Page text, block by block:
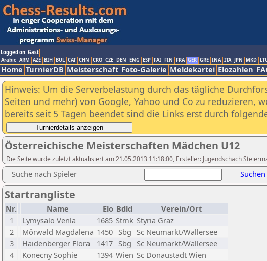
Logged on: Gast
Arabic ARM AZE BIH BUL CAT CHN CRO CZE DEN ENG ESP FAI FIN FRA GER GRE INA ITA JPN MKD
Home TurnierDB Meisterschaft Foto-Galerie Meldekartei Elozahlen
Hinweis: Um die Serverbelastung durch das tägliche
Seiten und mehr) von Google, Yahoo und Co zu reduzieren,
bereits seit 5 Tagen beendet sind die Links erst durch
Österreichische Meisterschaften Mädchen U12
Die Seite wurde zuletzt aktualisiert am 21.05.2013 11:18:00, Ersteller: Jugendschach
Suche nach Spieler Suchen
Startrangliste
Nr. Name Elo Bdld
Verein/Ort
1
Lymysalo Venla 1685 Stmk Styria Graz
2
Mörwald Magdalena 1450 Sbg Sc Neumarkt/Wallersee
3
Haidenberger Flora 1417 Sbg Sc Neumarkt/Wallersee
4
Konecny Sophie 1394 Wien Sc Donaustadt Wien